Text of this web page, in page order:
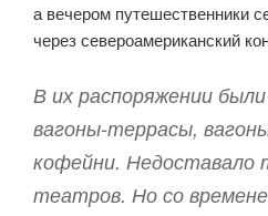
а вечером путешественники
через североаме­ри­канский
В их распоряжении
вагоны-террасы,
кофейни. Недоставало
театров. Но со